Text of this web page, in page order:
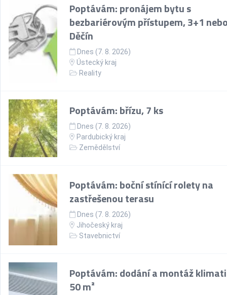
Poptávám: pronájem bytu s
bezbariérovým přístupem, 3+1
Děčín
Dnes (7. 8. 2026)
Ústecký kraj
Reality
Poptávám: břízu, 7 ks
Dnes (7. 8. 2026)
Pardubický kraj
Zemědělství
Poptávám: boční stínící rolety na
zastřešenou terasu
Dnes (7. 8. 2026)
Jihočeský kraj
Stavebnictví
Poptávám: dodání a montáž
50 m²